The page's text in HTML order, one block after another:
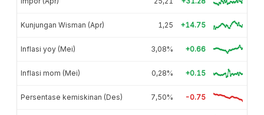
Kunjungan Wisman (Apr) 1,25 +14.75
Inflasi yoy (Mei) 3,08% +0.66
Inflasi mom (Mei) 0,28% +0.15
Persentase kemiskinan (Des) 7,50% -0.75